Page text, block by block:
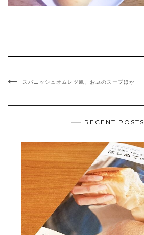
スパニッシュオムレツ風、お豆のスープほか
RECENT POSTS